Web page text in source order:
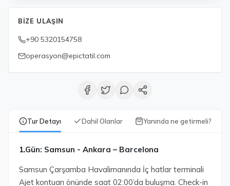
Tur Detayı Dahil Olanlar Yanında ne getirmeli?
1.Gün: Samsun - Ankara – Barcelona
Samsun Çarşamba Havalimanında İç hatlar terminali
Ajet kontuarı önünde saat 02:00’da buluşma. Check-in
BIZE ULAŞIN
+90 5320154758
operasyon@epictatil.com